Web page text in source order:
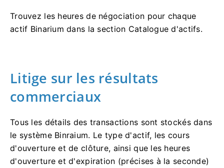
Trouvez les heures de négociation pour chaque
actif Binarium dans la section Catalogue d'actifs.
Litige sur les résultats
commerciaux
Tous les détails des transactions sont stockés dans
le système Binraium. Le type d'actif, les cours
d'ouverture et de clôture, ainsi que les heures
d'ouverture et d'expiration (précises à la seconde)